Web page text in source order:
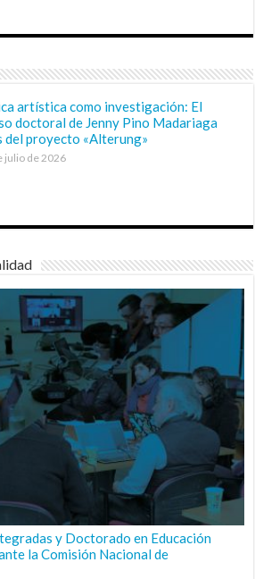
artística como investigación: El
doctoral de Jenny Pino Madariaga
del proyecto «Alterung»
julio de 2026
y Doctorado en Educación
la Comisión Nacional de